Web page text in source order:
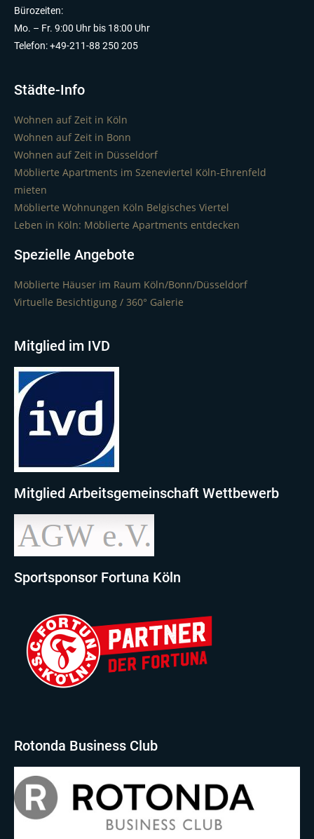
Bürozeiten:
Mo. – Fr. 9:00 Uhr bis 18:00 Uhr
Telefon: +49-211-88 250 205
Städte-Info
Wohnen auf Zeit in Köln
Wohnen auf Zeit in Bonn
Wohnen auf Zeit in Düsseldorf
Möblierte Apartments im Szeneviertel Köln-Ehrenfeld
mieten
Möblierte Wohnungen Köln Belgisches Viertel
Leben in Köln: Möblierte Apartments entdecken
Spezielle Angebote
Möblierte Häuser im Raum Köln/Bonn/Düsseldorf
Virtuelle Besichtigung / 360° Galerie
Mitglied im IVD
Mitglied Arbeitsgemeinschaft Wettbewerb
Sportsponsor Fortuna Köln
Rotonda Business Club